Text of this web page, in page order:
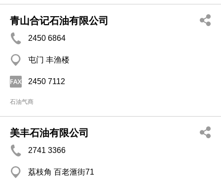
青山合记石油有限公司
2450 6864
屯门 丰渔楼
2450 7112
石油气商
美丰石油有限公司
2741 3366
荔枝角 百老滙街71